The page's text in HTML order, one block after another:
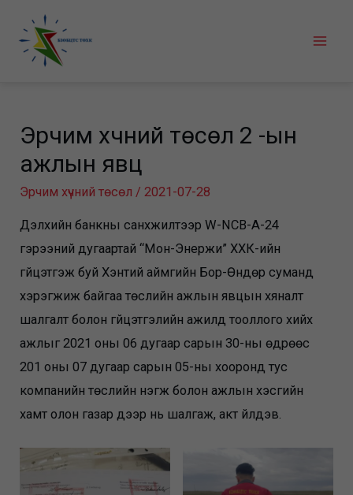
content
Эрчим хүчний төсөл 2 -ын
ажлын явц
Эрчим хүчний төсөл /2021-07-28
Дэлхийн банкны санхүүжилтээр W-NCB-A-24
гэрээний дугаартай “Мон-Энержи” ХХК-ийн
гүйцэтгэж буй Хэнтий аймгийн Бор-Өндөр суманд
хэрэгжиж байгаа төслийн ажлын явцын хяналт
шалгалт болон гүйцэтгэлийн ажилд тооллого хийх
ажлыг 2021 оны 06 дугаар сарын 30-ны өдрөөс
201 оны 07 дугаар сарын 05-ны хооронд тус
компанийн төслийн нэгж болон ажлын хэсгийн
хамт олон газар дээр нь шалгаж, акт үйлдэв.